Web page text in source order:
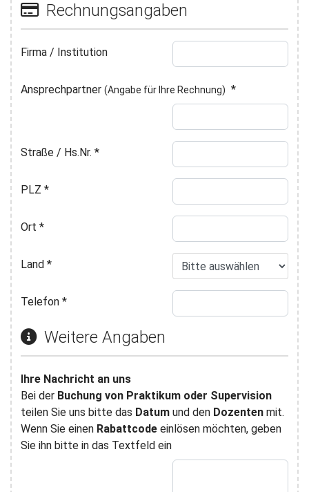
Rechnungsangaben
Firma / Institution
Ansprechpartner (Angabe für Ihre Rechnung) *
Straße / Hs.Nr. *
PLZ *
Ort *
Land*
Telefon*
Weitere Angaben
Ihre Nachricht an uns
Bei der Buchung von Praktikum oder Supervision
teilen Sie uns bitte das Datum und den Dozentenmit.
Wenn Sie einen Rabattcodeeinlösen möchten, geben
Sie ihn bitte in das Textfeld ein